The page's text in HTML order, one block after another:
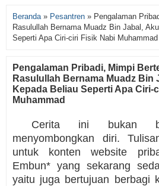
Beranda » Pesantren » Pengalaman
Rasulullah Bernama Muadz Bin Jabal,
Seperti Apa Ciri-ciri Fisik Nabi Muhammad
Pengalaman Pribadi, Mimpi
Rasulullah Bernama Muadz Bin
Kepada Beliau Seperti Apa Ciri-
Muhammad
Cerita ini bukan
menyombongkan diri.
untuk konten website
Embun* yang sekarang
yaitu juga bertujuan berbagi